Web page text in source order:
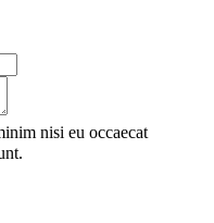
nisi eu occaecat